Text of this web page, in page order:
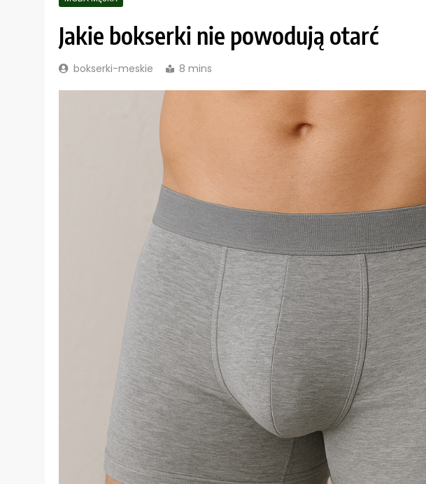
Jakie bokserki nie powodują otarć
bokserki-meskie 8 mins